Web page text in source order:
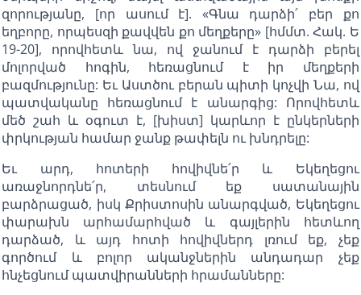
զորությանը, [որ ասում է]. «Գնա դարձի՛ բեր քո
եղբորը, որպեսզի քավվեն քո մեղքերը» [հմմտ. Հակ. Ե
19-20], որովհետև նա, ով ջանում է դարձի բերել
մոլորված հոգին, հեռացնում է իր մեղքերի
բազմությունը: Եւ Աստծու բերան պիտի կոչվի Նա, ով
պատվականը հեռացնում է անարգից: Որովհետև
մեծ շահ և օգուտ է, [խիստ] կարևոր է ընկերների
փրկության համար ջանք թափելն ու խնդրելը:
Եւ արդ, հոտերի հովիվնե՛ր և Եկեղեցու
առաջնորդնե՛ր, տեսնում եք սատանային
բարձրացած, իսկ Քրիստոսին անարգված, Եկեղեցու
փարախն արհամարհված և գայլերին հետևող
դարձած, և այդ հոտի հովիվներդ լռում եք, չեք
գործում և բոլոր ականջներին անդադար չեք
հնչեցնում պատվիրանների հրամանները: